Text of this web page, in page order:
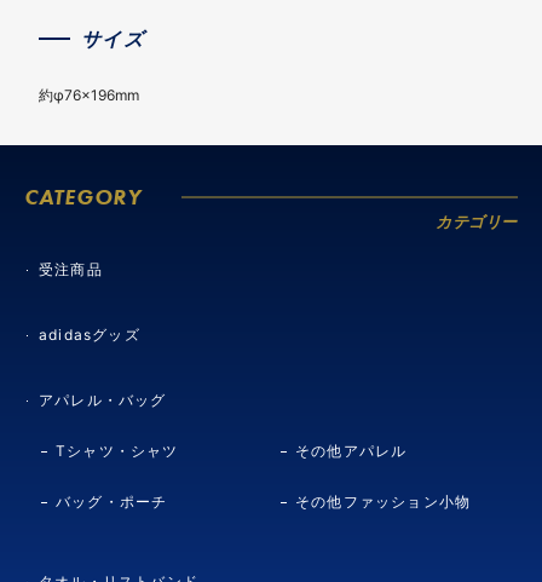
サイズ
約φ76×196mm
CATEGORY
カテゴリー
受注商品
adidasグッズ
アパレル・バッグ
Tシャツ・シャツ その他アパレル
バッグ・ポーチ その他ファッション小物